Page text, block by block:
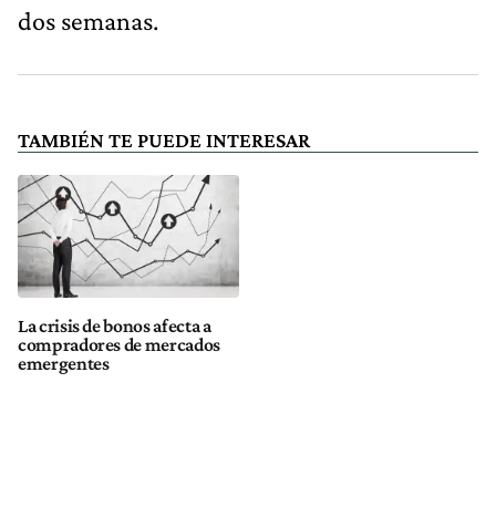
dos semanas.
TAMBIÉN TE PUEDE INTERESAR
La crisis de bonos afecta a
compradores de mercados
emergentes